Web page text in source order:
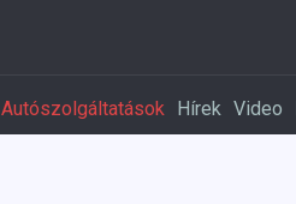
Autószolgáltatások Hírek Video